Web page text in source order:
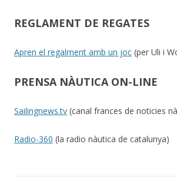
REGLAMENT DE REGATES
Apren el regalment amb un joc (per Uli i
PRENSA NÀUTICA ON-LINE
Sailingnews.tv (canal frances de noticies
Radio-360 (la radio nàutica de catalunya)